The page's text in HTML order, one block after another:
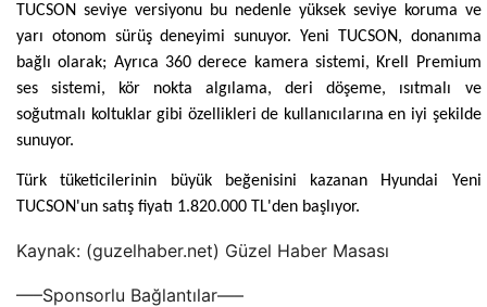
TUCSON seviye versiyonu bu nedenle yüksek seviye koruma ve
yarı otonom sürüş deneyimi sunuyor. Yeni TUCSON, donanıma
bağlı olarak; Ayrıca 360 derece kamera sistemi, Krell Premium
ses sistemi, kör nokta algılama, deri döşeme, ısıtmalı ve
soğutmalı koltuklar gibi özellikleri de kullanıcılarına en iyi şekilde
sunuyor.
Türk tüketicilerinin büyük beğenisini kazanan Hyundai Yeni
TUCSON'un satış fiyatı 1.820.000 TL'den başlıyor.
Kaynak: (guzelhaber.net) Güzel Haber Masası
—–Sponsorlu Bağlantılar—–